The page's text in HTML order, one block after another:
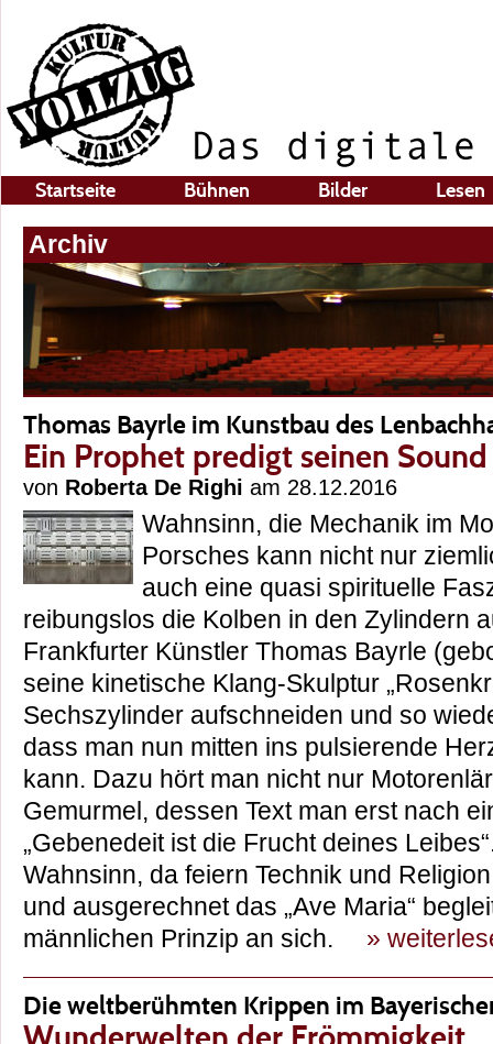
Startseite Bühnen Bilder Lesen
Archiv
Thomas Bayrle im Kunstbau des
Ein Prophet predigt seinen Sound
von Roberta De Righi am 28.12.2016
Wahnsinn, die Mechanik im
Porsches kann nicht nur
auch eine quasi spirituelle
reibungslos die Kolben in den Zylindern
Frankfurter Künstler Thomas Bayrle
seine kinetische Klang-Skulptur
Sechszylinder aufschneiden und so
dass man nun mitten ins pulsierende
kann. Dazu hört man nicht nur
Gemurmel, dessen Text man erst nach
„Gebenedeit ist die Frucht deines
Wahnsinn, da feiern Technik und
und ausgerechnet das „Ave Maria“
männlichen Prinzip an sich. »
Die weltberühmten Krippen im